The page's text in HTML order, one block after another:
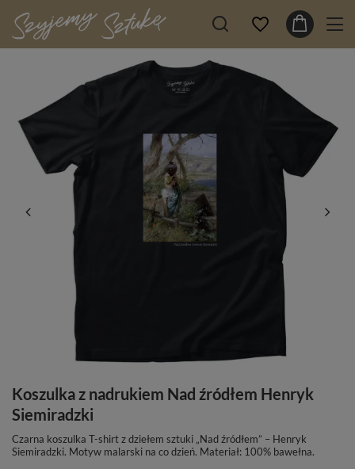
Koszulka z nadrukiem Nad źródłem Henryk
Siemiradzki
Czarna koszulka T-shirt z dziełem sztuki „Nad źródłem” – Henryk
Siemiradzki. Motyw malarski na co dzień. Materiał: 100% bawełna.